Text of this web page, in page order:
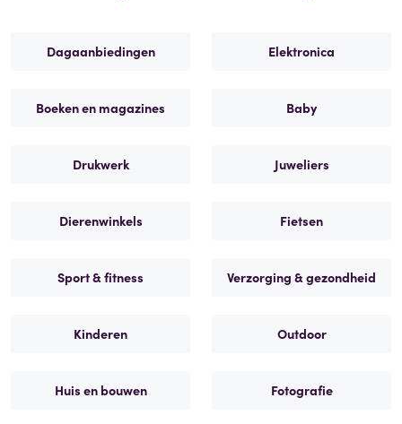
Dagaanbiedingen Elektronica
Boeken en magazines Baby
Drukwerk Juweliers
Dierenwinkels Fietsen
Sport & fitness Verzorging & gezondheid
Kinderen Outdoor
Huis en bouwen Fotografie